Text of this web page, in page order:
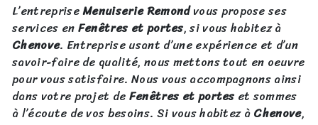
L’entrepriseMenuiserie Remondvous propose ses
services enFenêtres et portes, si vous habitez à
Chenove. Entreprise usant d’une expérience et d’un
savoir-faire de qualité, nous mettons tout en oeuvre
pour vous satisfaire. Nous vous accompagnons ainsi
dans votre projet deFenêtres et portes et sommes
à l’écoute de vos besoins. Si vous habitez àChenove,